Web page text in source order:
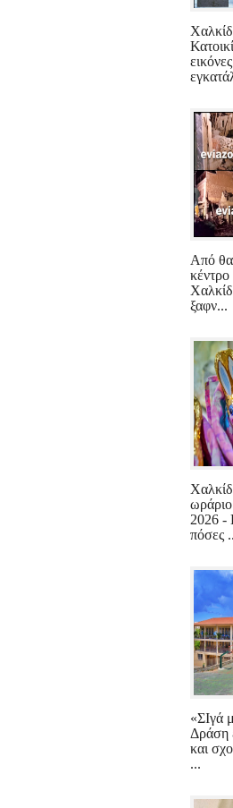
Από
κέντρο
ξαφν...
2026 -
πόσες
«ΣΙγά
Δράση
και
...